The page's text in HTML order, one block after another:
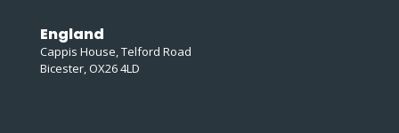
England
Cappis House, Telford Road
Bicester, OX26 4LD